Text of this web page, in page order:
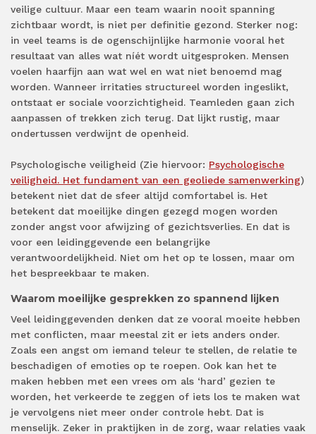
veilige cultuur. Maar een team waarin nooit spanning
zichtbaar wordt, is niet per definitie gezond. Sterker nog:
in veel teams is de ogenschijnlijke harmonie vooral het
resultaat van alles wat níét wordt uitgesproken. Mensen
voelen haarfijn aan wat wel en wat niet benoemd mag
worden. Wanneer irritaties structureel worden ingeslikt,
ontstaat er sociale voorzichtigheid. Teamleden gaan zich
aanpassen of trekken zich terug. Dat lijkt rustig, maar
ondertussen verdwijnt de openheid.
Psychologische veiligheid (Zie hiervoor: Psychologische
veiligheid. Het fundament van een geoliede samenwerking)
betekent niet dat de sfeer altijd comfortabel is. Het
betekent dat moeilijke dingen gezegd mogen worden
zonder angst voor afwijzing of gezichtsverlies. En dat is
voor een leidinggevende een belangrijke
verantwoordelijkheid. Niet om het op te lossen, maar om
het bespreekbaar te maken.
Waarom moeilijke gesprekken zo spannend lijken
Veel leidinggevenden denken dat ze vooral moeite hebben
met conflicten, maar meestal zit er iets anders onder.
Zoals een angst om iemand teleur te stellen, de relatie te
beschadigen of emoties op te roepen. Ook kan het te
maken hebben met een vrees om als ‘hard’ gezien te
worden, het verkeerde te zeggen of iets los te maken wat
je vervolgens niet meer onder controle hebt. Dat is
menselijk. Zeker in praktijken in de zorg, waar relaties vaak